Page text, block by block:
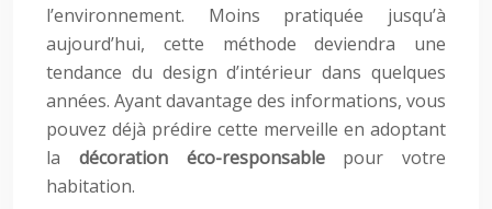
l’environnement. Moins pratiquée jusqu’à
aujourd’hui, cette méthode deviendra une
tendance du design d’intérieur dans quelques
années. Ayant davantage des informations, vous
pouvez déjà prédire cette merveille en adoptant
la décoration éco-responsablepour votre
habitation.